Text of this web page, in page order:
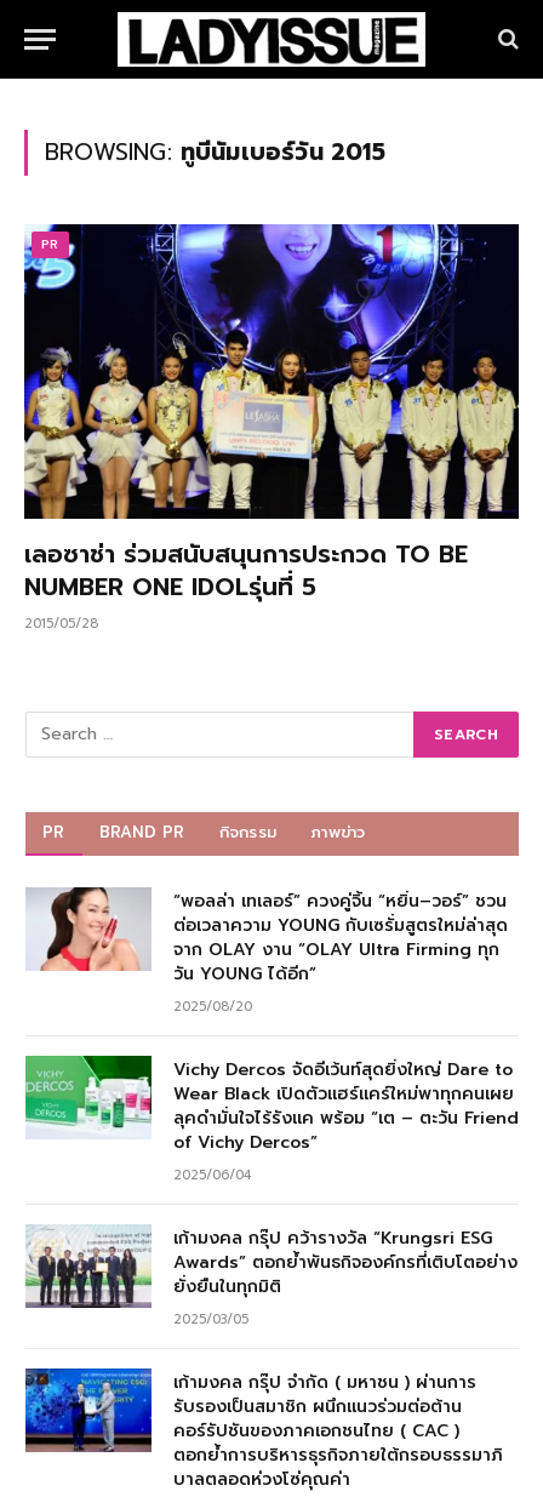
BROWSING: ทูบีนัมเบอร์วัน 2015
PR
เลอซาช่า ร่วมสนับสนุนการประกวด TO BE
NUMBER ONE IDOLรุ่นที่ 5
2015/05/28
PR BRAND PR กิจกรรม ภาพข่าว
“พอลล่า เทเลอร์” ควงคู่จิ้น “หยิ่น–วอร์” ชวน
ต่อเวลาความ YOUNG กับเซรั่มสูตรใหม่ล่าสุด
จาก OLAY งาน “OLAY Ultra Firming ทุก
วัน YOUNG ได้อีก”
2025/08/20
Vichy Dercos จัดอีเว้นท์สุดยิ่งใหญ่ Dare to
Wear Black เปิดตัวแฮร์แคร์ใหม่พาทุกคนเผย
ลุคดำมั่นใจไร้รังแค พร้อม “เต – ตะวัน Friend
of Vichy Dercos”
2025/06/04
เก้ามงคล กรุ๊ป คว้ารางวัล “Krungsri ESG
Awards” ตอกย้ำพันธกิจองค์กรที่เติบโตอย่าง
ยั่งยืนในทุกมิติ
2025/03/05
เก้ามงคล กรุ๊ป จำกัด ( มหาชน ) ผ่านการ
รับรองเป็นสมาชิก ผนึกแนวร่วมต่อต้าน
คอร์รัปชันของภาคเอกชนไทย ( CAC )
ตอกย้ำการบริหารธุรกิจภายใต้กรอบธรรมาภิ
บาลตลอดห่วงโซ่คุณค่า